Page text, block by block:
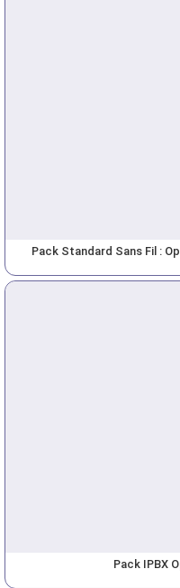
Pack Standard Sans Fil :
Pack IPBX